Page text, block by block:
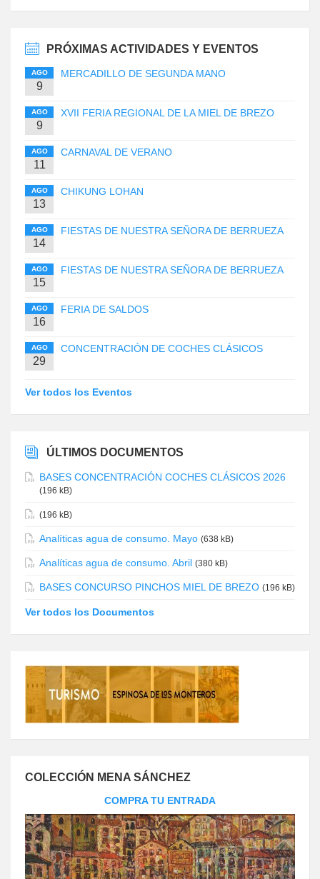
PRÓXIMAS ACTIVIDADES Y EVENTOS
AGO
9
MERCADILLO DE SEGUNDA MANO
AGO
9
XVII FERIA REGIONAL DE LA MIEL DE BREZO
AGO
11
CARNAVAL DE VERANO
AGO
13
CHIKUNG LOHAN
AGO
14
FIESTAS DE NUESTRA SEÑORA DE BERRUEZA
AGO
15
FIESTAS DE NUESTRA SEÑORA DE BERRUEZA
AGO
16
FERIA DE SALDOS
AGO
29
CONCENTRACIÓN DE COCHES CLÁSICOS
Ver todos los Eventos
ÚLTIMOS DOCUMENTOS
BASES CONCENTRACIÓN COCHES CLÁSICOS 2026
(196 kB)
(196 kB)
Analíticas agua de consumo. Mayo (638 kB)
Analíticas agua de consumo. Abril (380 kB)
BASES CONCURSO PINCHOS MIEL DE BREZO (196 kB)
Ver todos los Documentos
COLECCIÓN MENA SÁNCHEZ
COMPRA TU ENTRADA